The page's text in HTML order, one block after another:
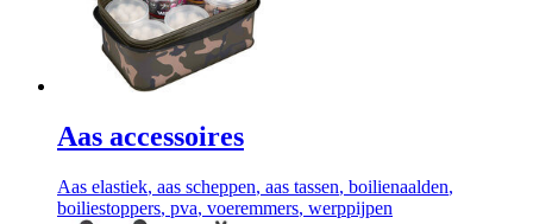
Aas accessoires
Aas elastiek, aas scheppen, aas tassen, boilienaalden,
boiliestoppers, pva, voeremmers, werppijpen